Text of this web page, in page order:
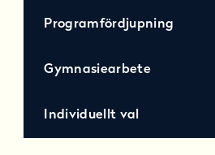
Programfördjupning
Gymnasiearbete
Individuellt val